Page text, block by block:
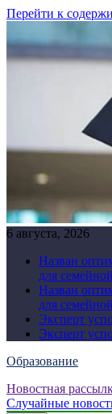
Перейти к
6 августа, 2026
Назван
для
Назван
для
Эксперт
Эксперт
Образование
Новостная
Случайные